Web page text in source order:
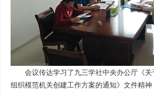
会议传达学习了九三学社中央办公厅《
组织模范机关创建工作方案的通知》文件精